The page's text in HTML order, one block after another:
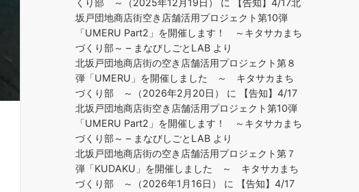
くり部 ～（2025年12月19日）
に
【告知】4/17北
坂戸団地商店街空き店舗活用プロジェクト第10弾
「UMERU Part2」を開催します！ ～キタサカまち
づくり部～ – まなびしごとLAB より
北坂戸団地商店街の空き店舗活用プロジェクト第８
弾「UMERU」を開催しました ～ キタサカまち
づくり部 ～（2026年2月20日）
に
【告知】4/17
北坂戸団地商店街空き店舗活用プロジェクト第10弾
「UMERU Part2」を開催します！ ～キタサカまち
づくり部～ – まなびしごとLAB より
北坂戸団地商店街の空き店舗活用プロジェクト第７
弾「KUDAKU」を開催しました ～ キタサカまち
づくり部 ～（2026年1月16日）
に
【告知】4/17